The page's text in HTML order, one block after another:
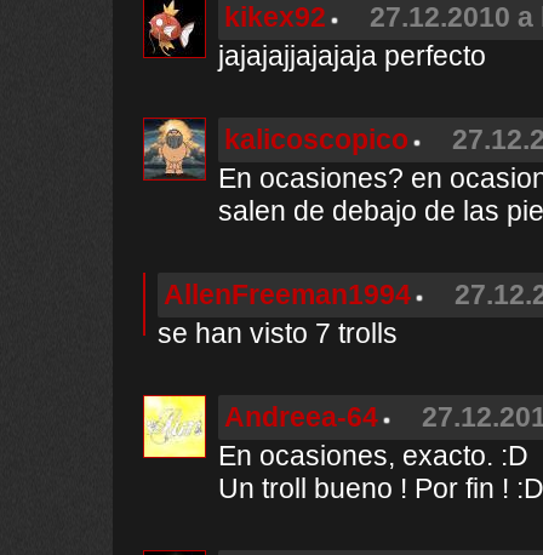
kikex92
27.12.2010
jajajajjajajaja perfecto
kalicoscopico
En ocasiones? en
salen de debajo de las
AllenFreeman1994
se han visto 7 trolls
Andreea-64
En ocasiones, exacto. :D
Un troll bueno ! Por fin ! :D